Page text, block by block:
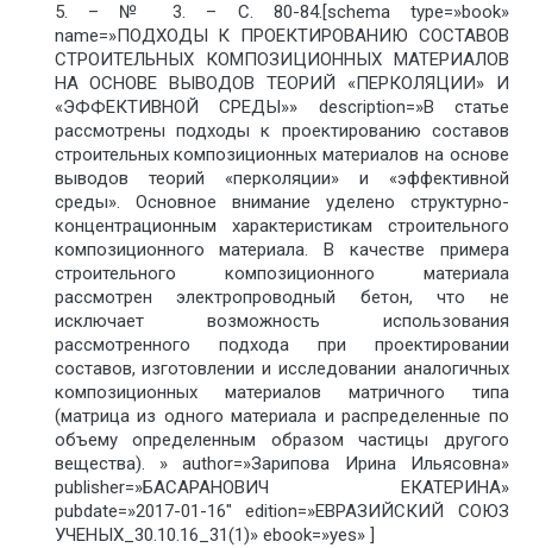
5. – № 3. – С. 80-84.[schema type=»book»
name=»ПОДХОДЫ К ПРОЕКТИРОВАНИЮ СОСТАВОВ
СТРОИТЕЛЬНЫХ КОМПОЗИЦИОННЫХ МАТЕРИАЛОВ
НА ОСНОВЕ ВЫВОДОВ ТЕОРИЙ «ПЕРКОЛЯЦИИ» И
«ЭФФЕКТИВНОЙ СРЕДЫ»» description=»В статье
рассмотрены подходы к проектированию составов
строительных композиционных материалов на основе
выводов теорий «перколяции» и «эффективной
среды». Основное внимание уделено структурно-
концентрационным характеристикам строительного
композиционного материала. В качестве примера
строительного композиционного материала
рассмотрен электропроводный бетон, что не
исключает возможность использования
рассмотренного подхода при проектировании
составов, изготовлении и исследовании аналогичных
композиционных материалов матричного типа
(матрица из одного материала и распределенные по
объему определенным образом частицы другого
вещества). » author=»Зарипова Ирина Ильясовна»
publisher=»БАСАРАНОВИЧ ЕКАТЕРИНА»
pubdate=»2017-01-16″ edition=»ЕВРАЗИЙСКИЙ СОЮЗ
УЧЕНЫХ_30.10.16_31(1)» ebook=»yes» ]